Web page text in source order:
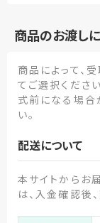
商品のお渡し
商品によって、
てご選択くださ
式前になる場合
い。
配送について
本サイトからお
は、入金確認後